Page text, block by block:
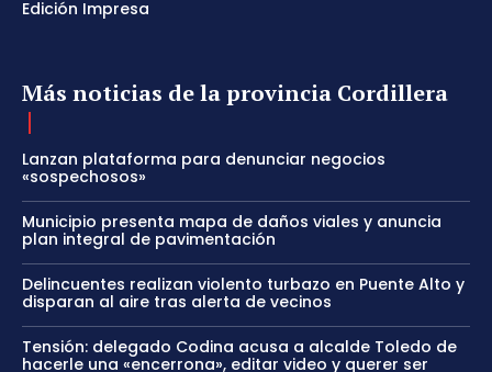
Edición Impresa
Más noticias de la provincia Cordillera
Lanzan plataforma para denunciar negocios
«sospechosos»
Municipio presenta mapa de daños viales y anuncia
plan integral de pavimentación
Delincuentes realizan violento turbazo en Puente Alto y
disparan al aire tras alerta de vecinos
Tensión: delegado Codina acusa a alcalde Toledo de
hacerle una «encerrona», editar video y querer ser